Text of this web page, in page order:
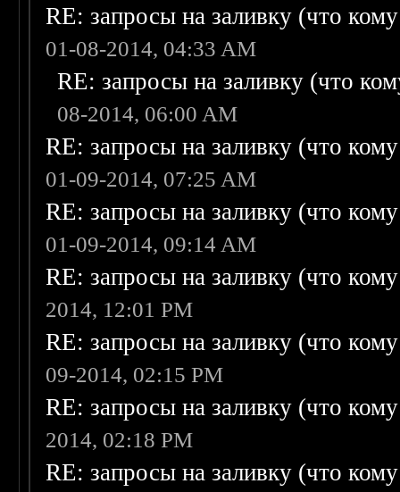
RE: запросы на заливку (что
01-08-2014, 04:33 AM
RE: запросы на заливку (что
08-2014, 06:00 AM
RE: запросы на заливку (что
01-09-2014, 07:25 AM
RE: запросы на заливку (что
01-09-2014, 09:14 AM
RE: запросы на заливку (что
2014, 12:01 PM
RE: запросы на заливку (что
09-2014, 02:15 PM
RE: запросы на заливку (что
2014, 02:18 PM
RE: запросы на заливку (что